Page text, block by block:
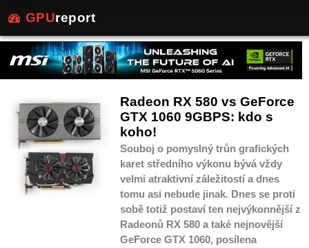
GPUreport
Radeon RX 580 vs GeForce
GTX 1060 9GBPS: kdo s
koho!
Souboj o pomyslný trůn grafických
karet středního výkonu bývá vždy
velmi atraktivní záležitostí a dnes
tomu asi nebude jinak. Dnes se proti
sobě totiž postaví ten nejvýkonnější z
Radeonů RX 580 a také nejnovější
GeForce GTX 1060, posílena